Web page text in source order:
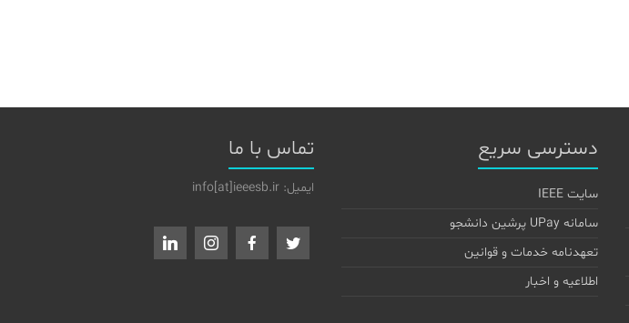
دسترسی سریع
سایت IEEE
سامانه UPay پرشین دانشجو
تعهدنامه خدمات و قوانین
اطلاعیه و اخبار
تماس با ما
ایمیل: info[at]ieeesb.ir